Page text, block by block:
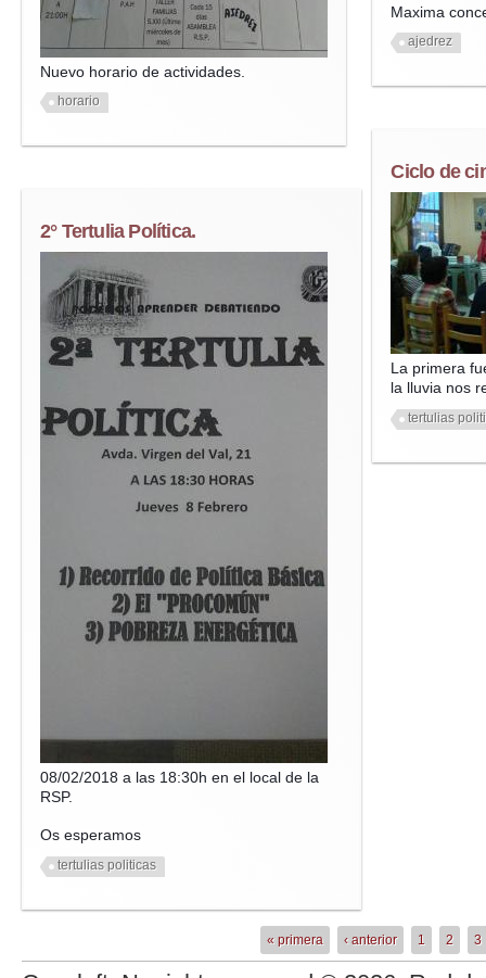
Nuevo horario de actividades.
horario
2° Tertulia Política.
08/02/2018 a las 18:30h en el local de la
RSP.
Os esperamos
tertulias politicas
Maxima
ajedrez
Ciclo de
La primera
la lluvia nos
tertulias
« primera ‹ anterior 1 2 3